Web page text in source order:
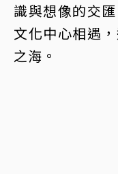
識與想像的交
文化中心相遇
之海。